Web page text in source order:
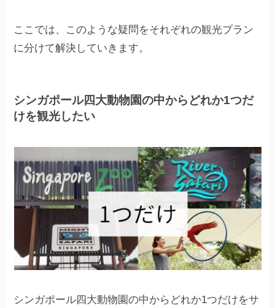
ここでは、このような疑問をそれぞれの観光プラン
に分けて解決していきます。
シンガポール四大動物園の中からどれか1つだ
けを観光したい
シンガポール四大動物園の中からどれか1つだけをサ